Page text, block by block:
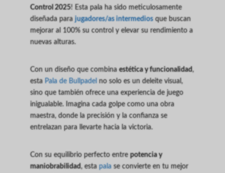
Control 2025! Esta pala ha sido meticulosamente
diseñada para jugadores/as intermediosque buscan
mejorar al 100% su control y elevar su rendimiento a
nuevas alturas.
Con un diseño que combina estética y funcionalidad,
esta Pala de Bullpadel no solo es un deleite visual,
sino que también ofrece una experiencia de juego
inigualable. Imagina cada golpe como una obra
maestra, donde la precisión y la confianza se
entrelazan para llevarte hacia la victoria.
Con su equilibrio perfecto entre potencia y
maniobrabilidad, esta palase convierte en tu mejor